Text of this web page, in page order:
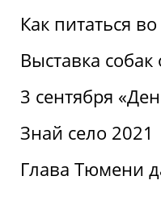
Как питаться
Выставка
3 сентября
Знай село 2021
Глава Тюмени